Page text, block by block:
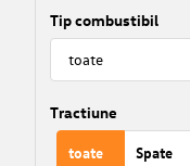
Tip combustibil
Tractiune
toate Spate